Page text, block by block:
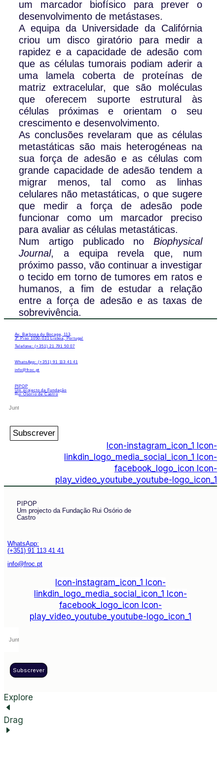
um marcador biofísico para prever o
desenvolvimento de metástases.
A equipa da Universidade da Califórnia
criou um disco giratório para medir a
rapidez e a capacidade de adesão com
que as células tumorais podiam aderir a
uma lamela coberta de proteínas de
matriz extracelular, que são moléculas
que oferecem suporte estrutural às
células próximas e orientam o seu
crescimento e desenvolvimento.
As conclusões revelaram que as células
metastáticas são mais heterogéneas na
sua força de adesão e as células com
grande capacidade de adesão tendem a
migrar menos, tal como as linhas
celulares não metastáticas, o que sugere
que medir a força de adesão pode
funcionar como um marcador preciso
para avaliar as células metastáticas.
Num artigo publicado no Biophysical
Journal, a equipa revela que, num
próximo passo, vão continuar a investigar
o tecido em torno de tumores em ratos e
humanos, a fim de estudar a relação
entre a força de adesão e as taxas de
sobrevivência.
Av. Barbosa du Bocage, 113,
3º Piso 1050-031 Lisboa, Portugal
Telefone: (+351) 21 791 50 07
WhatsApp: (+351) 91 113 41 41
info@froc.pt
PIPOP
Um projecto da Fundação
Rui Osório de Castro
Subscrever
Icon-instagram_icon_1
Icon-
linkdin_logo_media_social_icon_1
Icon-
facebook_logo_icon Icon-
play_video_youtube_youtube-logo_icon_1
PIPOP
Um projecto da Fundação Rui Osório de
Castro
WhatsApp:
(+351) 91 113 41 41
info@froc.pt
Icon-instagram_icon_1
Icon-
linkdin_logo_media_social_icon_1
Icon-
facebook_logo_icon Icon-
play_video_youtube_youtube-logo_icon_1
Subscrever
Explore
Drag